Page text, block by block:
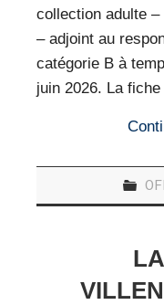
collection adulte
– adjoint au
catégorie B à
juin 2026. La